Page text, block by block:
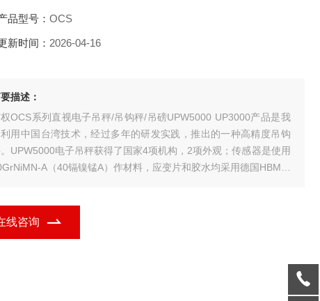
品型号： OCS
新时间： 2026-04-16
描述：
OCS系列直视电子吊秤/吊钩秤/吊磅UPW5000 UP3000产品是我
用中国台湾技术，经过多年的研发实践，推出的一种高精度吊钩
UPW5000电子吊秤获得了国家4项机构，2项外观；传感器是使用
A（40镉镍锰A）作材料，应变片和胶水均采用德国HBM公
线咨询